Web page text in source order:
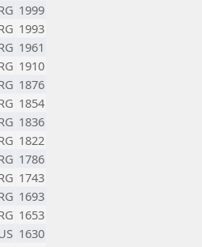
1999
1993
1961
1910
1876
1854
1836
1822
1786
1743
1693
1653
1630